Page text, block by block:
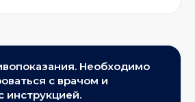
Необходимо
с врачом и
инструкцией.